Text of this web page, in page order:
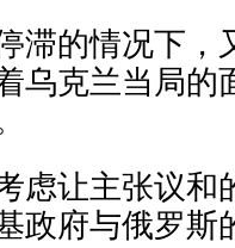
滞的情况下，
乌克兰当局的
虑让主张议和
政府与俄罗斯